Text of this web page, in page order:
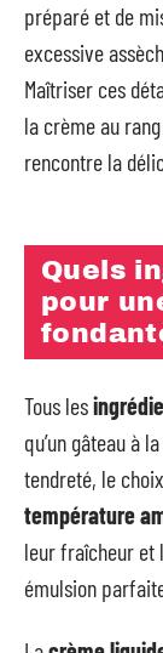
préparé et de
excessive
Maîtriser ces
la crème au
rencontre la
Quels
pour
Tous les
qu’un gâteau à
tendreté, le
température
leur fraîcheur et
émulsion